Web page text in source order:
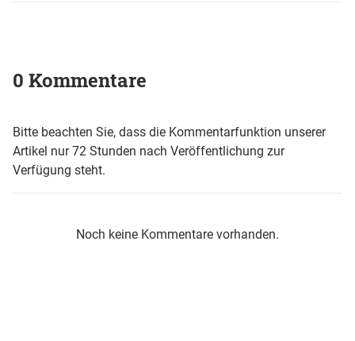
0 Kommentare
Bitte beachten Sie, dass die Kommentarfunktion unserer
Artikel nur 72 Stunden nach Veröffentlichung zur
Verfügung steht.
Noch keine Kommentare vorhanden.